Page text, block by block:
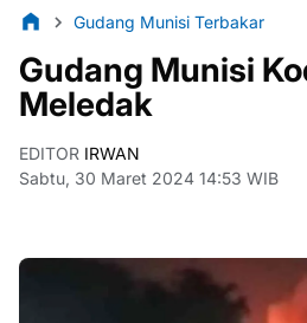
Gudang Munisi Terbakar
Gudang Munisi
Meledak
EDITOR IRWAN
Sabtu, 30 Maret 2024 14:53 WIB